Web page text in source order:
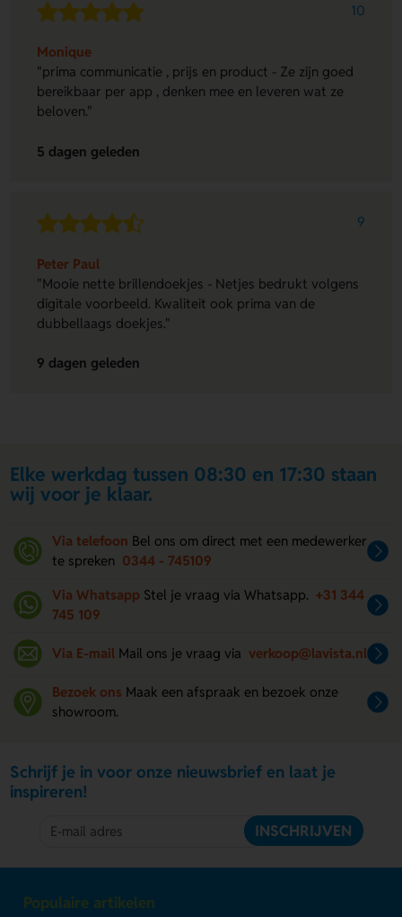
10
Monique
"prima communicatie , prijs en product - Ze zijn goed
bereikbaar per app , denken mee en leveren wat ze
beloven."
5 dagen geleden
9
Peter Paul
"Mooie nette brillendoekjes - Netjes bedrukt volgens
digitale voorbeeld. Kwaliteit ook prima van de
dubbellaags doekjes."
9 dagen geleden
Elke werkdag tussen 08:30 en 17:30 staan
wij voor je klaar.
Via telefoon Bel ons om direct met een medewerker
te spreken 0344 - 745109
Via Whatsapp Stel je vraag via Whatsapp. +31 344
745 109
Via E-mail Mail ons je vraag via verkoop@lavista.nl
Bezoek ons Maak een afspraak en bezoek onze
showroom.
Schrijf je in voor onze nieuwsbrief en laat je
inspireren!
INSCHRIJVEN
Populaire artikelen